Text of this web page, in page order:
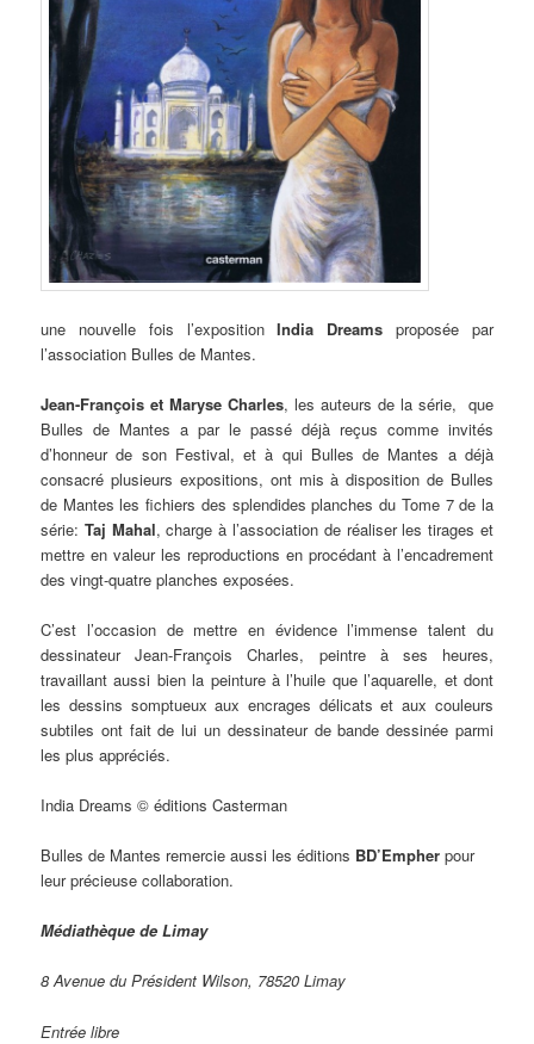
une nouvelle fois l’expositionIndia Dreams proposée par
l’association Bulles de Mantes.
Jean-François et Maryse Charles, les auteurs de la série, que
Bulles de Mantes a par le passé déjà reçus comme invités
d’honneur de son Festival, et à qui Bulles de Mantes a déjà
consacré plusieurs expositions, ont mis à disposition de Bulles
de Mantes les fichiers des splendides planches du Tome 7 de la
série: Taj Mahal, charge à l’association de réaliser les tirages et
mettre en valeur les reproductions en procédant à l’encadrement
des vingt-quatre planches exposées.
C’est l’occasion de mettre en évidence l’immense talent du
dessinateur Jean-François Charles, peintre à ses heures,
travaillant aussi bien la peinture à l’huile que l’aquarelle, et dont
les dessins somptueux aux encrages délicats et aux couleurs
subtiles ont fait de lui un dessinateur de bande dessinée parmi
les plus appréciés.
India Dreams © éditions Casterman
Bulles de Mantes remercie aussi les éditions BD’Empher pour
leur précieuse collaboration.
Médiathèque de Limay
8 Avenue du Président Wilson, 78520 Limay
Entrée libre